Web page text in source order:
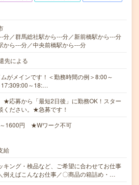
分／群馬総社駅から---分／新前橋駅から---分
から---分／中央前橋駅から---分
先による
がメインです！＜勤務時間の例＞8:00～
17:309:00～18:…
応募から「最短2日後」に勤務OK！スター
ください。★急募です！
1600円 ★Wワーク不可
給
キング・検品など、ご希望に合わせてお仕事
例えばこんなお仕事／〇商品の箱詰め・…